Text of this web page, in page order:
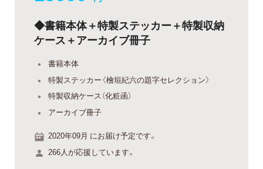
◆書籍本体＋特製ステッカー＋特製収納
ケース＋アーカイブ冊子
書籍本体
特製ステッカー〈檜垣紀六の題字セレクション〉
特製収納ケース（化粧函）
アーカイブ冊子
2020年09月 にお届け予定です。
266人が応援しています。